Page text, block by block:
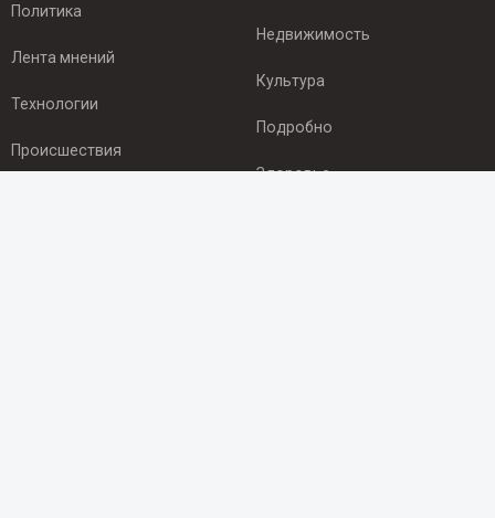
Политика
Лента мнений
Технологии
Происшествия
Недвижимость
Культура
Подробно
Здоровье